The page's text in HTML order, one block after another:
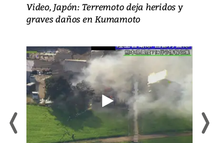
Video, Japón: Terremoto deja heridos y
graves daños en Kumamoto